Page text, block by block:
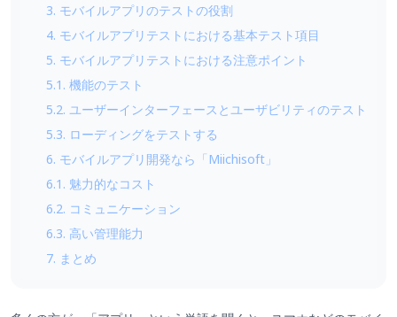
3. モバイルアプリのテストの役割
4. モバイルアプリテストにおける基本テスト項目
5. モバイルアプリテストにおける注意ポイント
5.1. 機能のテスト
5.2. ユーザーインターフェースとユーザビリティのテスト
5.3. ローディングをテストする
6. モバイルアプリ開発なら「Miichisoft」
6.1. 魅力的なコスト
6.2. コミュニケーション
6.3. 高い管理能力
7. まとめ